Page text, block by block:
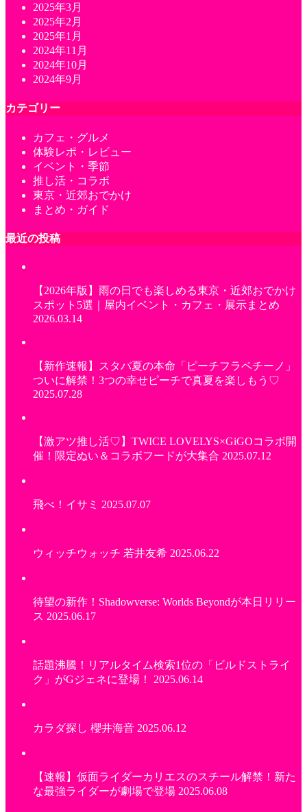
2025年3月
2025年2月
2025年1月
2024年11月
2024年10月
2024年9月
カテゴリー
カフェ・グルメ
体験レポ・レビュー
イベント・季節
推し活・コラボ
東京・近郊おでかけ
まとめ・ガイド
最近の投稿
【2026年版】雨の日でも楽しめる東京・近郊おでかけ
スポット5選｜屋内イベント・カフェ・展示まとめ
2026.03.14
【新作速報】スタバ夏の本命「ピーチフラペチーノ」
ついに解禁！3つの幸せピーチで真夏を楽しもう♡
2025.07.28
【激アツ推し活♡】TWICE LOVELYS×GiGOコラボ開
催！限定ぬい＆コラボフードが大集合 2025.07.12
飛べ！イサミ 2025.07.07
ウィッチウォッチ 若井友希 2025.06.22
待望の新作！Shadowverse: Worlds Beyondが本日リリー
ス 2025.06.17
話題沸騰！リアルタイム検索1位の「ビルドストライ
ク」がGジェネに登場！ 2025.06.14
カラダ探し 櫻井海音 2025.06.12
【速報】仮面ライダーカリエスのスチール解禁！新た
な最強ライダーが劇場で登場 2025.06.08